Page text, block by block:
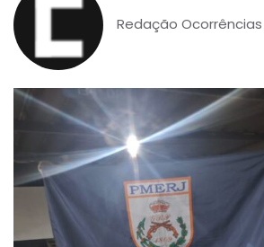
Redação Ocorrências